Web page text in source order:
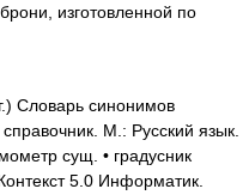
изготовленной по
Словарь синонимов
М.: Русский язык.
сущ. • градусник
5.0 Информатик.